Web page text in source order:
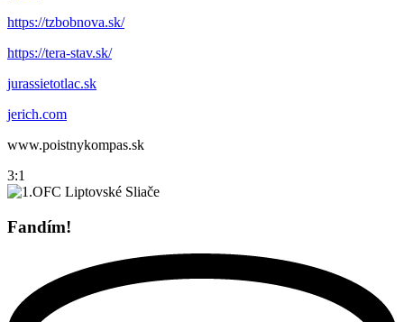
https://tzbobnova.sk/
https://tera-stav.sk/
jurassietotlac.sk
jerich.com
www.poistnykompas.sk
3:1
Fandím!